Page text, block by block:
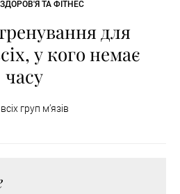
ТА ФІТНЕС
для
у кого немає
часу
груп м’язів